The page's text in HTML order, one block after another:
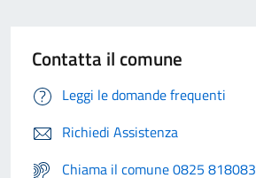
Contatta il comune
Leggi le domande frequenti
Richiedi Assistenza
Chiama il comune 0825 818083